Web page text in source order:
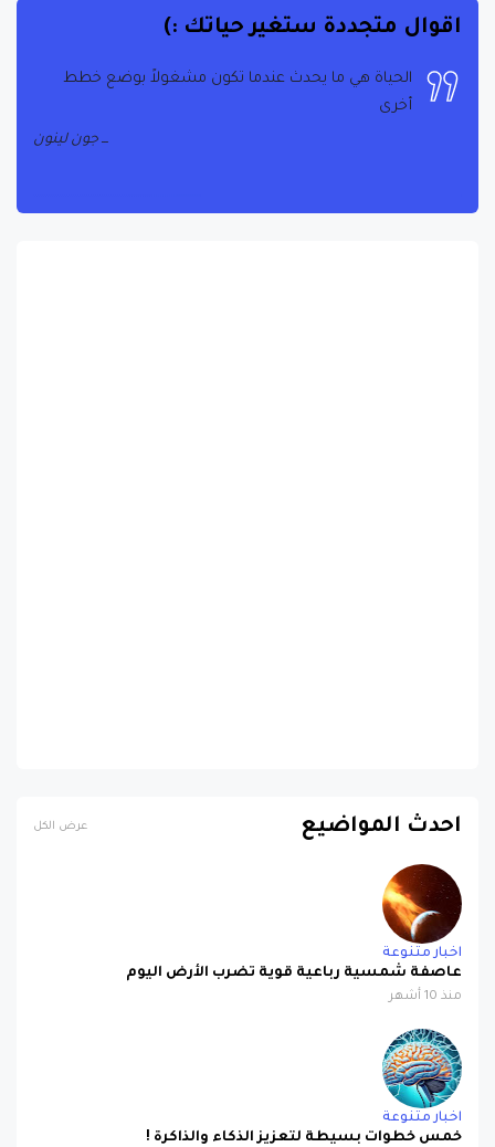
اقوال متجددة ستغير حياتك :)
الحياة هي ما يحدث عندما تكون مشغولاً بوضع خطط
أخرى
جون لينون
احدث المواضيع عرض الكل
اخبار متنوعة
عاصفة شمسية رباعية قوية تضرب الأرض اليوم
منذ 10 أشهر
اخبار متنوعة
خمس خطوات بسيطة لتعزيز الذكاء والذاكرة !